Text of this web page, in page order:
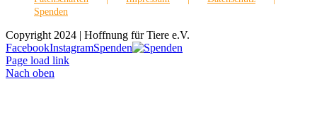
Spenden
Copyright 2024 | Hoffnung für Tiere e.V.
FacebookInstagramSpenden
Page load link
Nach oben